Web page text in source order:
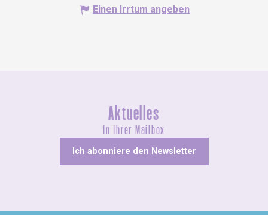
Einen Irrtum angeben
Aktuelles
In Ihrer Mailbox
Ich abonniere den Newsletter